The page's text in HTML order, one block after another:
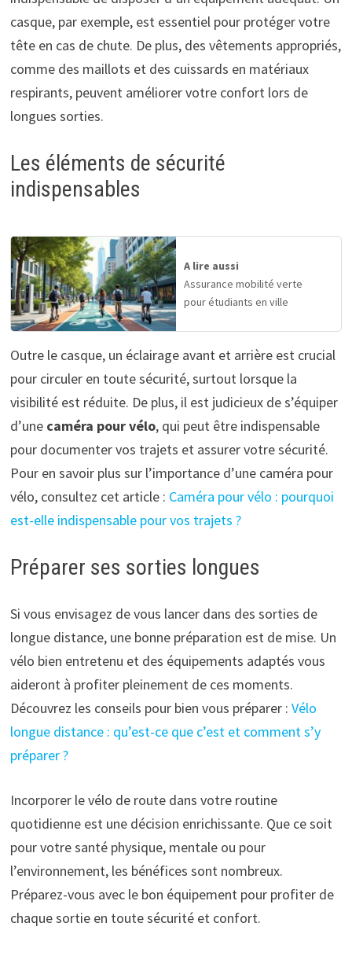
casque, par exemple, est essentiel pour protéger votre
tête en cas de chute. De plus, des vêtements appropriés,
comme des maillots et des cuissards en matériaux
respirants, peuvent améliorer votre confort lors de
longues sorties.
Les éléments de sécurité
indispensables
A lire aussi
Assurance mobilité verte
pour étudiants en ville
Outre le casque, un éclairage avant et arrière est crucial
pour circuler en toute sécurité, surtout lorsque la
visibilité est réduite. De plus, il est judicieux de s’équiper
d’une caméra pour vélo, qui peut être indispensable
pour documenter vos trajets et assurer votre sécurité.
Pour en savoir plus sur l’importance d’une caméra pour
vélo, consultez cet article : Caméra pour vélo : pourquoi
est-elle indispensable pour vos trajets ?
Préparer ses sorties longues
Si vous envisagez de vous lancer dans des sorties de
longue distance, une bonne préparation est de mise. Un
vélo bien entretenu et des équipements adaptés vous
aideront à profiter pleinement de ces moments.
Découvrez les conseils pour bien vous préparer : Vélo
longue distance : qu’est-ce que c’est et comment s’y
préparer ?
Incorporer le vélo de route dans votre routine
quotidienne est une décision enrichissante. Que ce soit
pour votre santé physique, mentale ou pour
l’environnement, les bénéfices sont nombreux.
Préparez-vous avec le bon équipement pour profiter de
chaque sortie en toute sécurité et confort.